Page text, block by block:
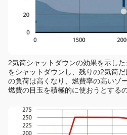
2気筒シャットダウンの効果を示し
をシャットダウンし、残りの2気筒
の負荷は高くなり、燃費率の高いゾ
燃費の目玉を積極的に使おうとする